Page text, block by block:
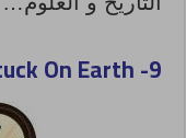
9-
On Earth